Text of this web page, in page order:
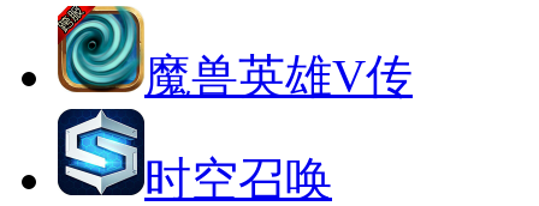
魔兽英雄V传
时空召唤